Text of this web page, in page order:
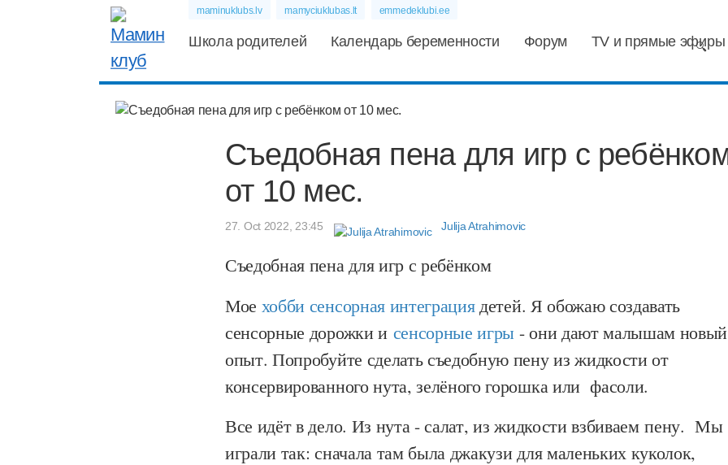
maminuklubs.lv mamyciuklubas.lt emmedeklubi.ee
Школа родителей Календарь беременности Форум TV и прямые эфиры
Съедобная пена для игр с
от 10 мес.
27. Oct 2022, 23:45 Julija Atrahimovic
Съедобная пена для игр с ребёнком
Мое хобби сенсорная интеграциядетей. Я обожаю создавать
сенсорные дорожки и сенсорные игры - они дают малышам новый
опыт. Попробуйте сделать съедобную пену из жидкости от
консервированного нута, зелёного горошка или фасоли.
Все идёт в дело. Из нута - салат, из жидкости взбиваем пену. Мы
играли так: сначала там была джакузи для маленьких куколок,